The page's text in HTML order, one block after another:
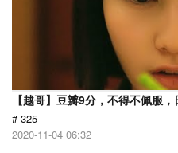
【越哥】豆瓣9分，不得不佩服
# 325
2020-11-04 06:32